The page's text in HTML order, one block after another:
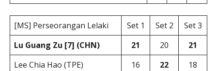
[MS] Perseorangan Lelaki Set 1 Set 2
Set 3
Lu Guang Zu [7] (CHN)
21 20
21
Lee Chia Hao (TPE)
16 22 18